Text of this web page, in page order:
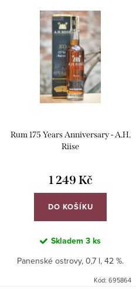
Rum 175 Years Anniversary - A.H.
Riise
1 249 Kč
DO KOŠÍKU
Skladem 3 ks
Panenské ostrovy, 0,7 l, 42 %.
Kód: 695864